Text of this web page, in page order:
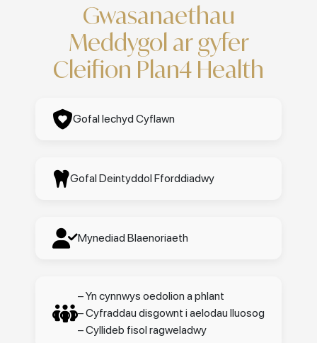
Gwasanaethau
Meddygol ar gyfer
Cleifion Plan4 Health
Gofal Iechyd Cyflawn
Gofal Deintyddol Fforddiadwy
Mynediad Blaenoriaeth
– Yn cynnwys oedolion a phlant
– Cyfraddau disgownt i aelodau lluosog
– Cyllideb fisol ragweladwy